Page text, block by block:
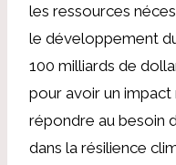
les ressources
le développement
100 milliards de
pour avoir un
répondre au besoin
dans la résilience